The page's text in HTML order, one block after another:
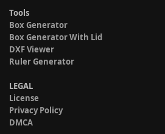
Tools
Box Generator
Box Generator With Lid
DXF Viewer
Ruler Generator
LEGAL
License
Privacy Policy
DMCA